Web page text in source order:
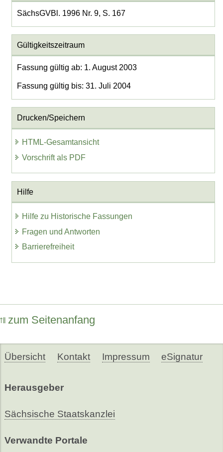
SächsGVBl. 1996 Nr. 9, S. 167
Gültigkeitszeitraum
Fassung gültig ab: 1. August 2003
Fassung gültig bis: 31. Juli 2004
Drucken/Speichern
HTML-Gesamtansicht
Vorschrift als PDF
Hilfe
Hilfe zu Historische Fassungen
Fragen und Antworten
Barrierefreiheit
zum Seitenanfang
Übersicht Kontakt Impressum eSignatur
Herausgeber
Sächsische Staatskanzlei
Verwandte Portale